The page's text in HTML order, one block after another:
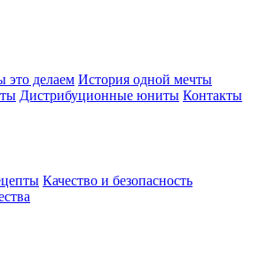
это делаем История одной мечты
Дистрибуционные юниты Контакты
Качество и безопасность